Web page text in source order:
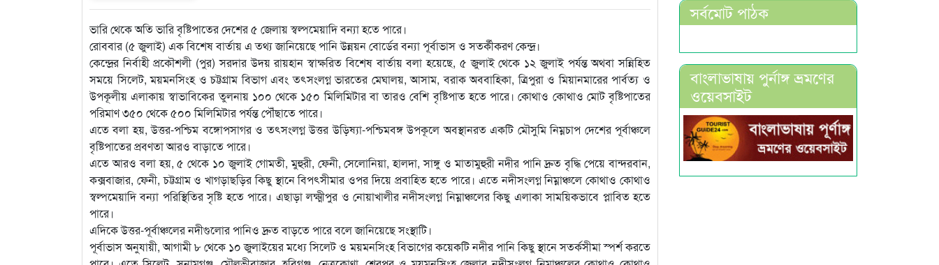
ভারি থেকে অতি ভারি বৃষ্টিপাতের দেশের ৫ জেলায় স্বল্পমেয়াদি বন্যা হতে পারে।
রোববার (৫ জুলাই) এক বিশেষ বার্তায় এ তথ্য জানিয়েছে পানি উন্নয়ন বোর্ডের বন্যা পূর্বাভাস ও সতর্কীকরণ কেন্দ্র।
কেন্দ্রের নির্বাহী প্রকৌশলী (পুর) সরদার উদয় রায়হান স্বাক্ষরিত বিশেষ বার্তায় বলা হয়েছে, ৫ জুলাই থেকে ১২ জুলাই পর্যন্ত অথবা সন্নিহিত
সময়ে সিলেট, ময়মনসিংহ ও চট্টগ্রাম বিভাগ এবং তৎসংলগ্ন ভারতের মেঘালয়, আসাম, বরাক অববাহিকা, ত্রিপুরা ও মিয়ানমারের পার্বত্য ও
উপকূলীয় এলাকায় স্বাভাবিকের তুলনায় ১০০ থেকে ১৫০ মিলিমিটার বা তারও বেশি বৃষ্টিপাত হতে পারে। কোথাও কোথাও মোট বৃষ্টিপাতের
পরিমাণ ৩৫০ থেকে ৫০০ মিলিমিটার পর্যন্ত পৌঁছাতে পারে।
এতে বলা হয়, উত্তর-পশ্চিম বঙ্গোপসাগর ও তৎসংলগ্ন উত্তর উড়িষ্যা-পশ্চিমবঙ্গ উপকূলে অবস্থানরত একটি মৌসুমি নিম্নচাপ দেশের পূর্বাঞ্চলে
বৃষ্টিপাতের প্রবণতা আরও বাড়াতে পারে।
এতে আরও বলা হয়, ৫ থেকে ১০ জুলাই গোমতী, মুহুরী, ফেনী, সেলোনিয়া, হালদা, সাঙ্গু ও মাতামুহুরী নদীর পানি দ্রুত বৃদ্ধি পেয়ে বান্দরবান,
কক্সবাজার, ফেনী, চট্টগ্রাম ও খাগড়াছড়ির কিছু স্থানে বিপৎসীমার ওপর দিয়ে প্রবাহিত হতে পারে। এতে নদীসংলগ্ন নিম্নাঞ্চলে কোথাও কোথাও
স্বল্পমেয়াদি বন্যা পরিস্থিতির সৃষ্টি হতে পারে। এছাড়া লক্ষ্মীপুর ও নোয়াখালীর নদীসংলগ্ন নিম্নাঞ্চলের কিছু এলাকা সাময়িকভাবে প্লাবিত হতে
পারে।
এদিকে উত্তর-পূর্বাঞ্চলের নদীগুলোর পানিও দ্রুত বাড়তে পারে বলে জানিয়েছে সংস্থাটি।
পূর্বাভাস অনুযায়ী, আগামী ৮ থেকে ১০ জুলাইয়ের মধ্যে সিলেট ও ময়মনসিংহ বিভাগের কয়েকটি নদীর পানি কিছু স্থানে সতর্কসীমা স্পর্শ করতে
সর্বমোট পাঠক
বাংলাভাষায় পুর্নাঙ্গ ভ্রমণের
ওয়েবসাইট